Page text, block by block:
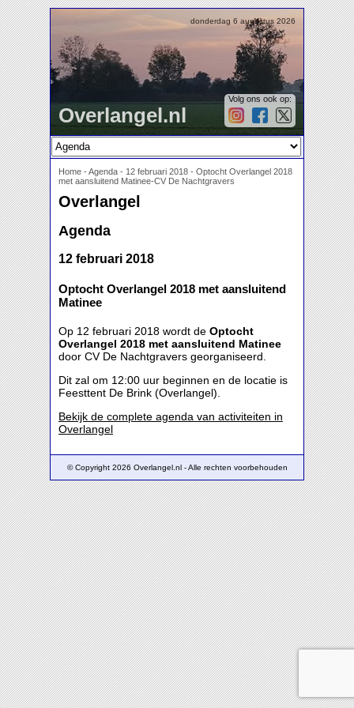
donderdag 6 augustus 2026
Overlangel.nl
Volg ons ook op:
Home -Agenda - 12 februari 2018 - Optocht Overlangel 2018
met aansluitend Matinee-CV De Nachtgravers
Overlangel
Agenda
12 februari 2018
Optocht Overlangel 2018 met aansluitend
Matinee
Op 12 februari 2018 wordt de Optocht
Overlangel 2018 met aansluitend Matinee
door CV De Nachtgravers georganiseerd.
Dit zal om 12:00 uur beginnen en de locatie is
Feesttent De Brink (Overlangel).
Bekijk de complete agenda van activiteiten in
Overlangel
© Copyright 2026 Overlangel.nl - Alle rechten voorbehouden